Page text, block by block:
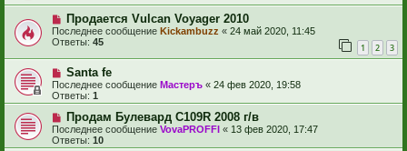
Продается Vulcan Voyager 2010
Последнее сообщение Kickambuzz « 24 май 2020, 11:45
Ответы: 45 1 2 3
Santa fe
Последнее сообщение Мастеръ « 24 фев 2020, 19:58
Ответы: 1
Продам Булевард С109R 2008 г/в
Последнее сообщение VovaPROFFI « 13 фев 2020, 17:47
Ответы: 10